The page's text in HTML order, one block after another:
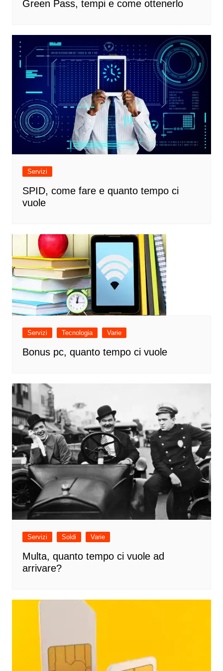
Green Pass, tempi e come ottenerlo
Servizi
SPID, come fare e quanto tempo ci
vuole
Servizi Tecnologia Varie
Bonus pc, quanto tempo ci vuole
Servizi Soldi Varie
Multa, quanto tempo ci vuole ad
arrivare?